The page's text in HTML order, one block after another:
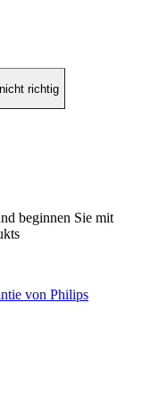
richtig
beginnen Sie mit
von Philips